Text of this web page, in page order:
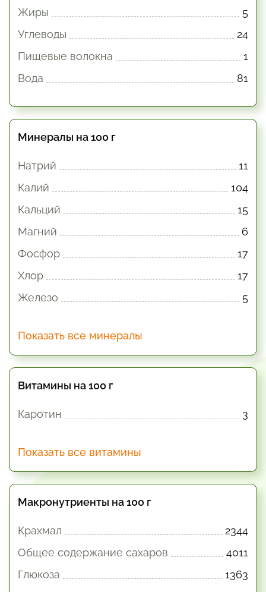
Жиры
5
Углеводы
24
Пищевые волокна
1
Вода
81
Минералы на 100 г
Натрий
11
Калий
104
Кальций
15
Магний
6
Фосфор
17
Хлор
17
Железо
5
Показать все минералы
Витамины на 100 г
Каротин 3
Показать все витамины
Макронутриенты на 100 г
Крахмал
2344
Общее содержание сахаров
4011
Глюкоза
1363